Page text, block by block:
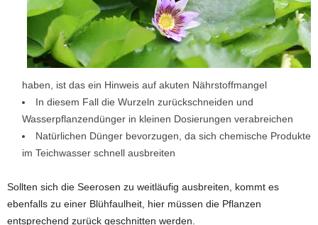
haben, ist das ein Hinweis auf akuten Nährstoffmangel
In diesem Fall die Wurzeln zurückschneiden und
Wasserpflanzendünger in kleinen Dosierungen verabreichen
Natürlichen Dünger bevorzugen, da sich chemische Produkte
im Teichwasser schnell ausbreiten
Sollten sich die Seerosen zu weitläufig ausbreiten, kommt es
ebenfalls zu einer Blühfaulheit, hier müssen die Pflanzen
entsprechend zurück geschnitten werden.